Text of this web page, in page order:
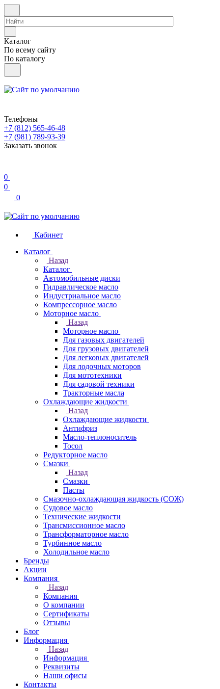
Каталог
По всему сайту
По каталогу
Телефоны
+7 (812) 565-46-48
+7 (981) 789-93-39
Заказать звонок
0
0
0
Кабинет
Каталог
Назад
Каталог
Автомобильные диски
Гидравлическое масло
Индустриальное масло
Компрессорное масло
Моторное масло
Назад
Моторное масло
Для газовых двигателей
Для грузовых двигателей
Для легковых двигателей
Для лодочных моторов
Для мототехники
Для садовой техники
Тракторные масла
Охлаждающие жидкости
Назад
Охлаждающие жидкости
Антифриз
Масло-теплоноситель
Тосол
Редукторное масло
Смазки
Назад
Смазки
Пасты
Смазочно-охлаждающая жидкость (СОЖ)
Судовое масло
Технические жидкости
Трансмиссионное масло
Трансформаторное масло
Турбинное масло
Холодильное масло
Бренды
Акции
Компания
Назад
Компания
О компании
Сертификаты
Отзывы
Блог
Информация
Назад
Информация
Реквизиты
Наши офисы
Контакты